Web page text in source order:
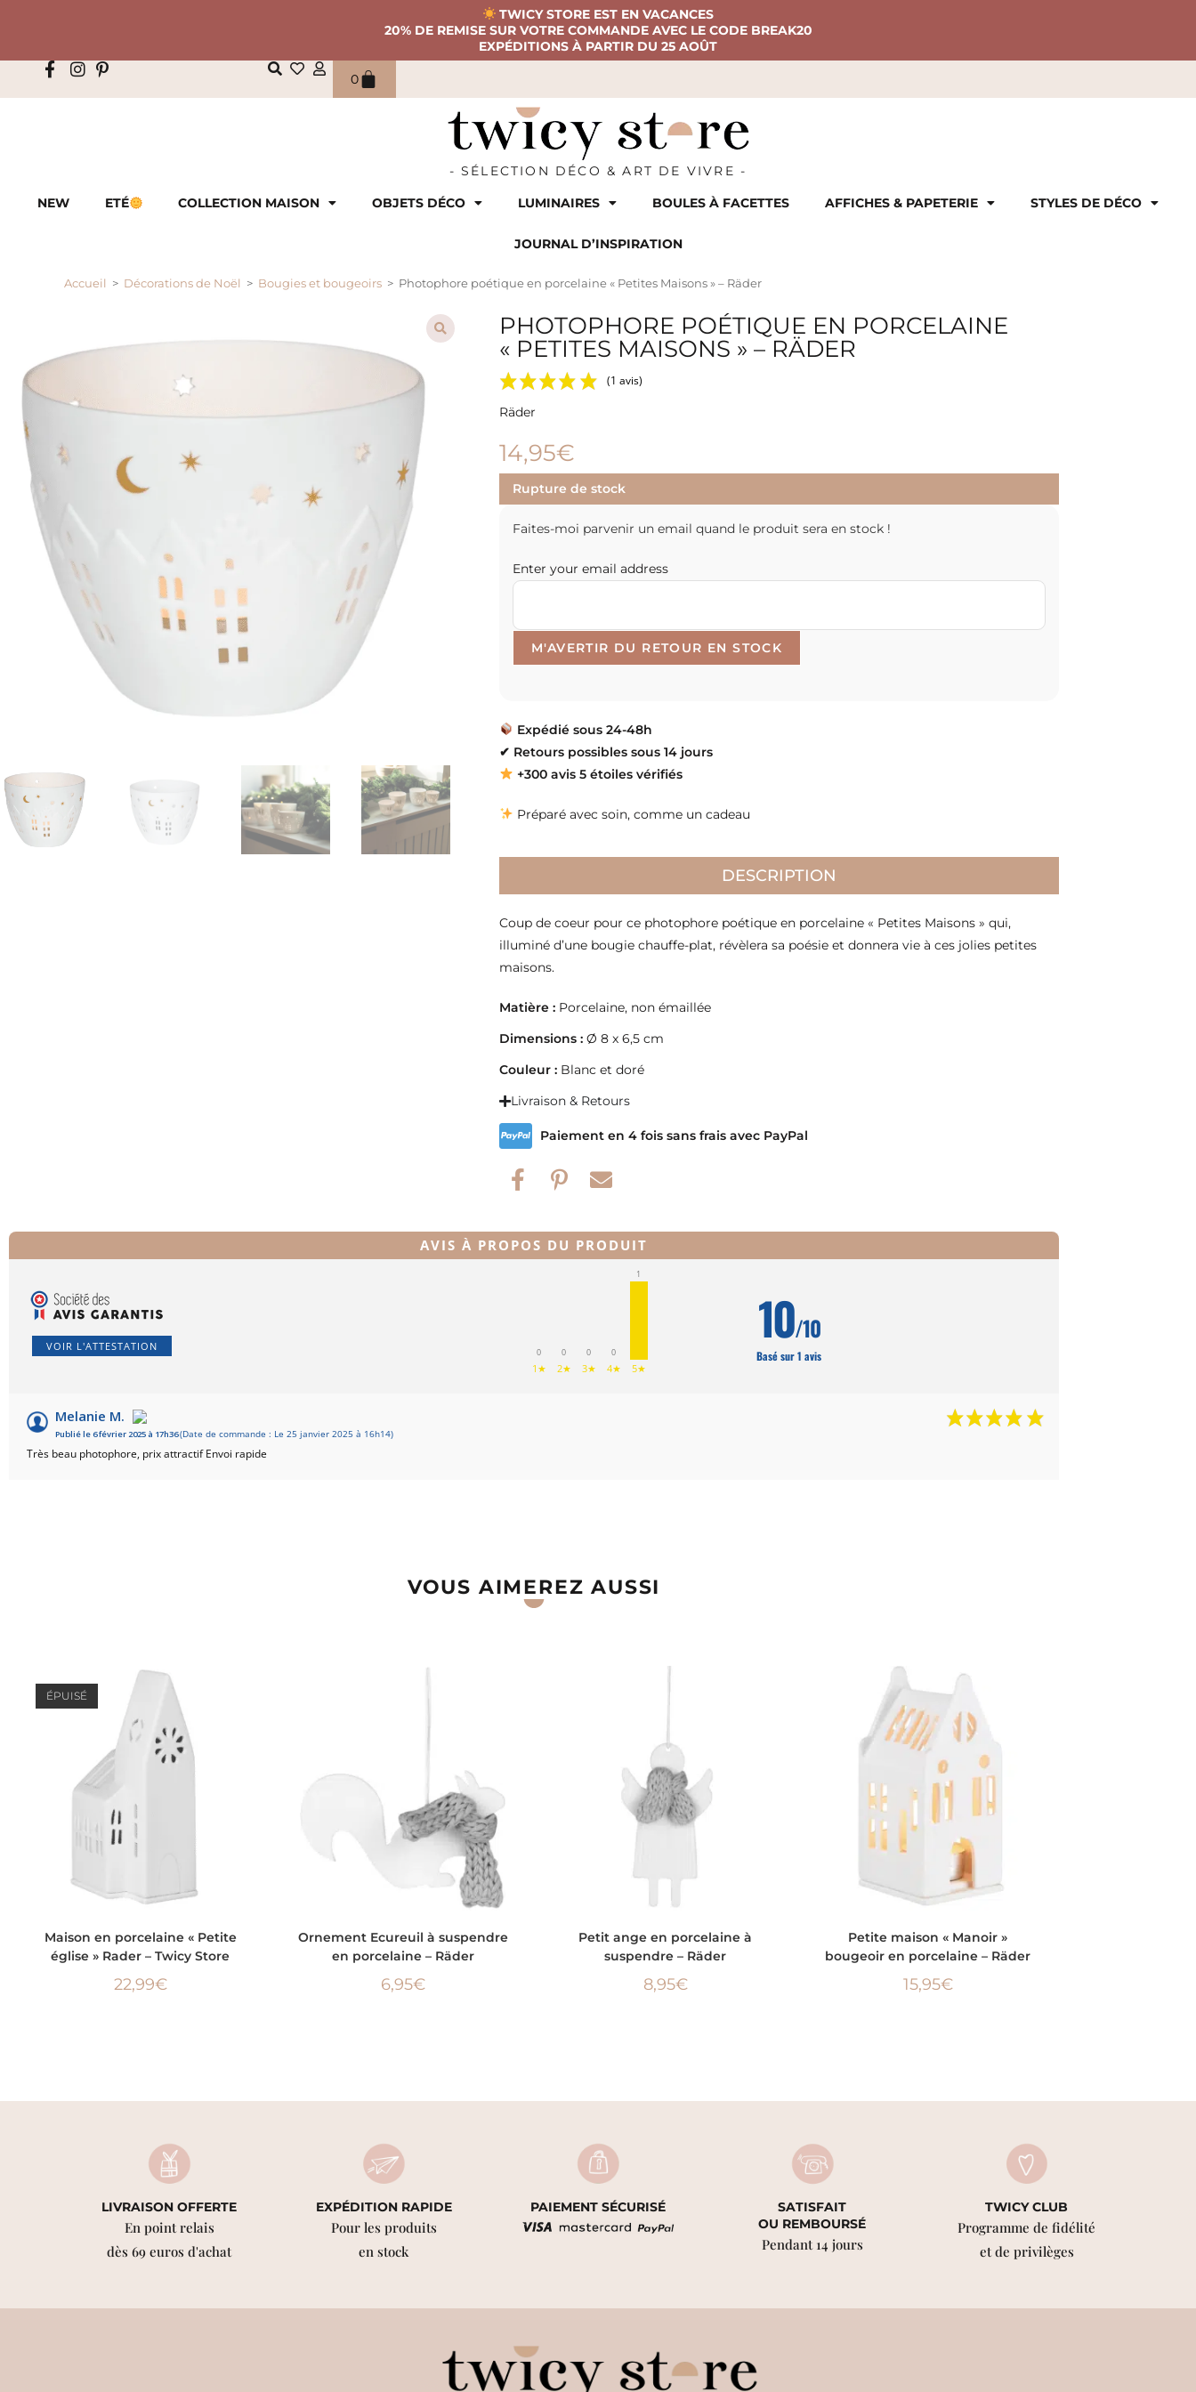
TWICY STORE EST EN VACANCES
20% DE REMISE SUR VOTRE COMMANDE AVEC LE CODE BREAK20
EXPÉDITIONS À PARTIR DU 25 AOÛT
0
- SÉLECTION DÉCO & ART DE VIVRE -
NEW
ETÉ COLLECTION MAISON OBJETS DÉCO LUMINAIRES BOULES À FACETTES AFFICHES & PAPETERIE STYLES DE DÉCO
JOURNAL D’INSPIRATION
Accueil > Décorations de Noël > Bougies et bougeoirs > Photophore poétique en porcelaine « Petites Maisons » – Räder
PHOTOPHORE POÉTIQUE EN PORCELAINE
« PETITES MAISONS » – RÄDER
(1 avis)
Räder
14,95€
Rupture de stock
Faites-moi parvenir un email quand le produit sera en stock !
Enter your email address
Expédié sous 24-48h
✔ Retours possibles sous 14 jours
+300 avis 5 étoiles vérifiés
Préparé avec soin, comme un cadeau
DESCRIPTION
Coup de coeur pour ce photophore poétique en porcelaine « Petites Maisons » qui,
illuminé d’une bougie chauffe-plat, révèlera sa poésie et donnera vie à ces jolies petites
maisons.
Matière : Porcelaine, non émaillée
Dimensions : Ø 8 x 6,5 cm
Couleur : Blanc et doré
Livraison & Retours
Paiement en 4 fois sans frais avec PayPal
AVIS À PROPOS DU PRODUIT
VOIR L'ATTESTATION 0
1★
0
2★
0
3★
0
4★
1
5★
10/10
Basé sur 1 avis
Melanie M.
Publié le 6 février 2025 à 17h36(Date de commande : Le 25 janvier 2025 à 16h14)
Très beau photophore, prix attractif Envoi rapide
VOUS AIMEREZ AUSSI
ÉPUISÉ
Maison en porcelaine « Petite
église » Rader – Twicy Store
22,99€
Ornement Ecureuil à suspendre
en porcelaine – Räder
6,95€
Petit ange en porcelaine à
suspendre – Räder
8,95€
Petite maison « Manoir »
bougeoir en porcelaine – Räder
15,95€
LIVRAISON OFFERTE
En point relais
dès 69 euros d'achat
EXPÉDITION RAPIDE
Pour les produits
en stock
PAIEMENT SÉCURISÉ
SATISFAIT
OU REMBOURSÉ
Pendant 14 jours
TWICY CLUB
Programme de fidélité
et de privilèges